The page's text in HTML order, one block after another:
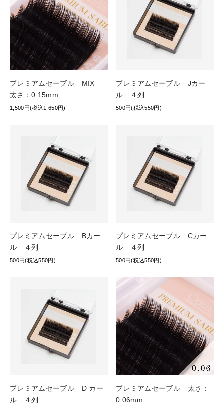
プレミアムセーブル MIX
太さ：0.15mm
1,500円(税込1,650円)
プレミアムセーブル Jカー
ル ４列
500円(税込550円)
プレミアムセーブル Bカー
ル ４列
500円(税込550円)
プレミアムセーブル Cカー
ル ４列
500円(税込550円)
プレミアムセーブル D カー
ル ４列
プレミアムセーブル 太さ：
0.06mm